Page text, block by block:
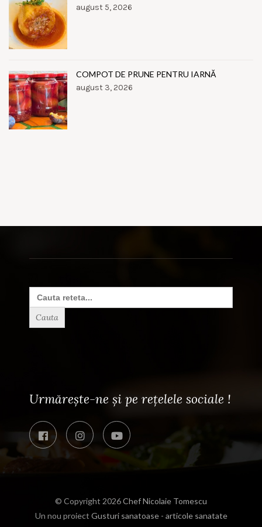
august 5, 2026
COMPOT DE PRUNE PENTRU IARNĂ
august 3, 2026
Search
for:
Urmărește-ne și pe rețelele sociale !
© Copyright 2026Chef Nicolaie Tomescu
Un nou proiect Gusturi sanatoase - articole sanatate